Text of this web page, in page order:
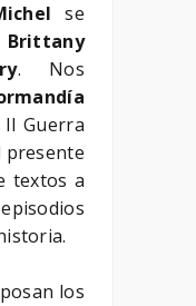
se
Brittany
. Nos
Guerra
presente
textos a
los